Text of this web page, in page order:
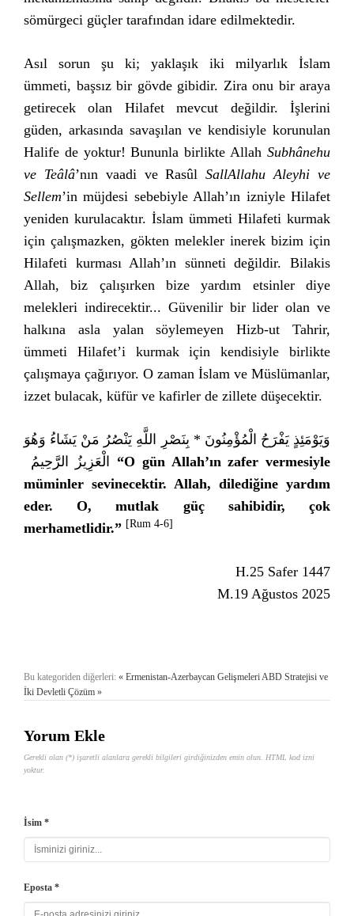
sömürgeci güçler tarafından idare edilmektedir.
Asıl sorun şu ki; yaklaşık iki milyarlık İslam
ümmeti, başsız bir gövde gibidir. Zira onu bir araya
getirecek olan Hilafet mevcut değildir. İşlerini
güden, arkasında savaşılan ve kendisiyle korunulan
Halife de yoktur! Bununla birlikte Allah Subhânehu
ve Teâlâ’nın vaadi ve RasûlSallAllahu Aleyhi ve
Sellem’in müjdesi sebebiyle Allah’ın izniyle Hilafet
yeniden kurulacaktır. İslam ümmeti Hilafeti kurmak
için çalışmazken, gökten melekler inerek bizim için
Hilafeti kurması Allah’ın sünneti değildir. Bilakis
Allah, biz çalışırken bize yardım etsinler diye
melekleri indirecektir... Güvenilir bir lider olan ve
halkına asla yalan söylemeyen Hizb-ut Tahrir,
ümmeti Hilafet’i kurmak için kendisiyle birlikte
çalışmaya çağırıyor. O zaman İslam ve Müslümanlar,
izzet bulacak, küfür ve kafirler de zillete düşecektir.
وَيَوْمَئِذٍ يَفْرَحُ الْمُؤْمِنُونَ * بِنَصْرِ اللَّهِ يَنْصُرُ مَنْ يَشَاءُ وَهُوَ
الْعَزِيزُ الرَّحِيمُ
“O gün Allah’ın zafer vermesiyle
müminler sevinecektir. Allah, dilediğine yardım
eder. O, mutlak güç sahibidir, çok
merhametlidir.” [Rum 4-6]
H.25 Safer 1447
M.19 Ağustos 2025
Bu kategoriden diğerleri: « Ermenistan-Azerbaycan GelişmeleriABD Stratejisi ve
İki Devletli Çözüm »
Yorum Ekle
Gerekli olan (*) işaretli alanlara gerekli bilgileri girdiğinizden emin olun. HTML kod izni
yoktur.
İsim *
Eposta *